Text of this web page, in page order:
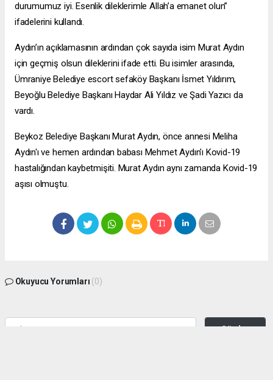
durumumuz iyi. Esenlik dileklerimle Allah’a emanet olun”
ifadelerini kullandı.
Aydın’ın açıklamasının ardından çok sayıda isim Murat Aydın
için geçmiş olsun dileklerini ifade etti. Bu isimler arasında,
Ümraniye Belediye escort sefaköyBaşkanı İsmet Yıldırım,
Beyoğlu Belediye Başkanı Haydar Ali Yıldız ve Şadi Yazıcı da
vardı.
Beykoz Belediye Başkanı Murat Aydın, önce annesi Meliha
Aydın'ı ve hemen ardından babası Mehmet Aydın'ı Kovid-19
hastalığından kaybetmişiti. Murat Aydın aynı zamanda Kovid-19
aşısı olmuştu.
Okuyucu Yorumları (0)
Gönder